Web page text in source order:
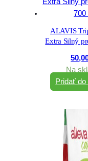
ALAVIS
Extra Silný
Na
Pridať